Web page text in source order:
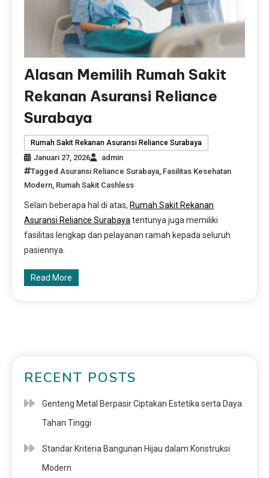
Alasan Memilih Rumah Sakit
Rekanan Asuransi Reliance
Surabaya
Rumah Sakit Rekanan Asuransi Reliance Surabaya
Januari 27, 2026
admin
TaggedAsuransi Reliance Surabaya, Fasilitas Kesehatan
Modern, Rumah Sakit Cashless
Selain beberapa hal di atas, Rumah Sakit Rekanan
Asuransi Reliance Surabaya tentunya juga memiliki
fasilitas lengkap dan pelayanan ramah kepada seluruh
pasiennya.
Read More
RECENT POSTS
Genteng Metal Berpasir Ciptakan Estetika serta Daya
Tahan Tinggi
Standar Kriteria Bangunan Hijau dalam Konstruksi
Modern